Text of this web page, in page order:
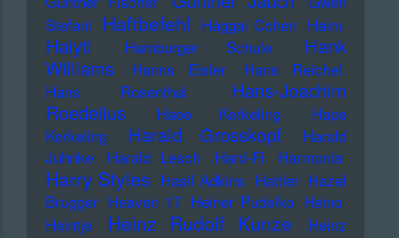
Stefani Haftbefehl Haggai Cohen Haim
Haiyti Hamburger Schule
Hank
Williams
Hanns Eisler
Hans Reichel
Hans Rosenthal
Hans-Joachim
Roedelius
Haoe Kerkeling
Hape
Kerkeling
Harald Grosskopf
Harald
Juhnke
Harald Lesch Hard-Fi Harmonia
Harry Styles Hasil Adkins Hattler Hazel
Brugger Heaven 17 Heiner Pudelko Heino
Heintje
Heinz Rudolf Kunze
Heinz